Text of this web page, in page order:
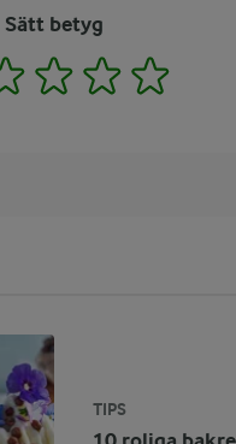
Sätt betyg
2 3 4
TIPS